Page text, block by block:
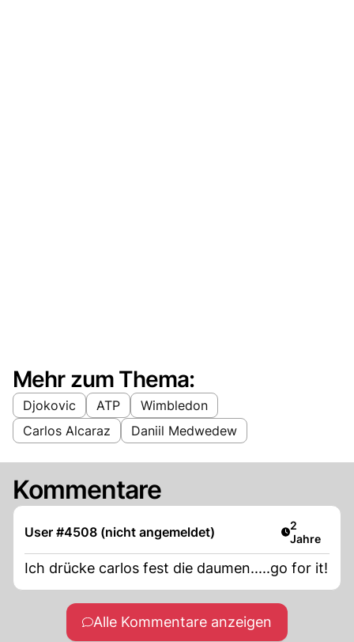
Mehr zum Thema:
Djokovic ATP
Wimbledon
Carlos Alcaraz
Daniil Medwedew
Kommentare
User #4508 (nicht angemeldet) Artikel
2
Jahre
Ich drücke carlos fest die daumen.....go for it!
Alle Kommentare anzeigen